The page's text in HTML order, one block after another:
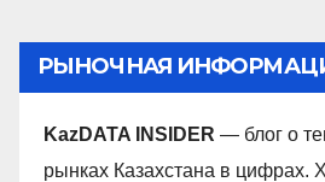
РЫНОЧНАЯ
KazDATA INSIDER — блог о
рынках Казахстана в цифрах.